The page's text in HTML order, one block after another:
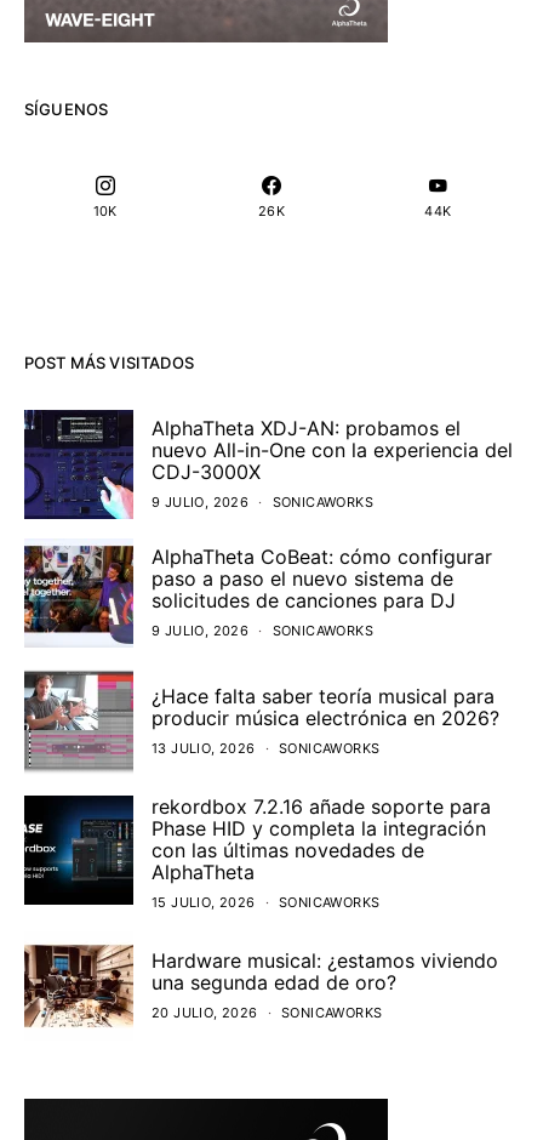
SÍGUENOS
10K 26K 44K
POST MÁS VISITADOS
AlphaTheta XDJ-AN: probamos el
nuevo All-in-One con la experiencia del
CDJ-3000X
9 JULIO, 2026 SONICAWORKS
AlphaTheta CoBeat: cómo configurar
paso a paso el nuevo sistema de
solicitudes de canciones para DJ
9 JULIO, 2026 SONICAWORKS
¿Hace falta saber teoría musical para
producir música electrónica en 2026?
13 JULIO, 2026 SONICAWORKS
rekordbox 7.2.16 añade soporte para
Phase HID y completa la integración
con las últimas novedades de
AlphaTheta
15 JULIO, 2026 SONICAWORKS
Hardware musical: ¿estamos viviendo
una segunda edad de oro?
20 JULIO, 2026 SONICAWORKS